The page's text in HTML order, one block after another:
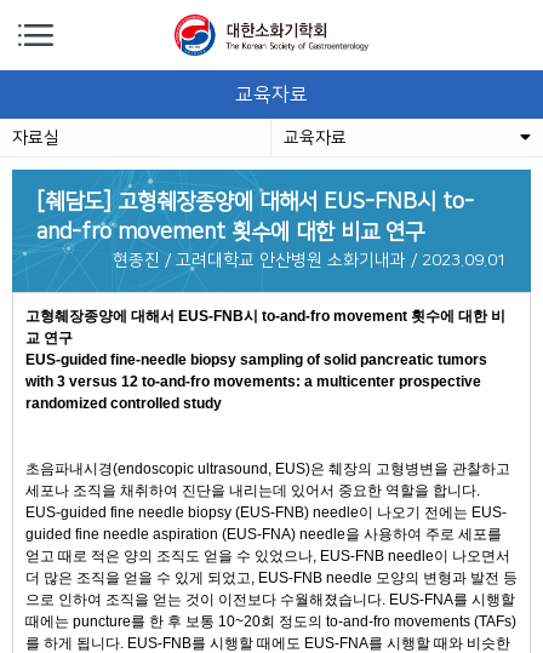
교육자료
자료실 교육자료
[췌담도] 고형췌장종양에 대해서 EUS-FNB시 to-
and-fro movement 횟수에 대한 비교 연구
현종진 / 고려대학교 안산병원 소화기내과 / 2023.09.01
고형췌장종양에 대해서 EUS-FNB시 to-and-fro movement 횟수에 대한 비
교 연구
EUS-guided fine-needle biopsy sampling of solid pancreatic tumors
with 3 versus 12 to-and-fro movements: a multicenter prospective
randomized controlled study
초음파내시경(endoscopic ultrasound, EUS)은 췌장의 고형병변을 관찰하고
세포나 조직을 채취하여 진단을 내리는데 있어서 중요한 역할을 합니다.
EUS-guided fine needle biopsy (EUS-FNB) needle이 나오기 전에는 EUS-
guided fine needle aspiration (EUS-FNA) needle을 사용하여 주로 세포를
얻고 때로 적은 양의 조직도 얻을 수 있었으나, EUS-FNB needle이 나오면서
더 많은 조직을 얻을 수 있게 되었고, EUS-FNB needle 모양의 변형과 발전 등
으로 인하여 조직을 얻는 것이 이전보다 수월해졌습니다. EUS-FNA를 시행할
때에는 puncture를 한 후 보통 10~20회 정도의 to-and-fro movements (TAFs)
를 하게 됩니다. EUS-FNB를 시행할 때에도 EUS-FNA를 시행할 때와 비슷한